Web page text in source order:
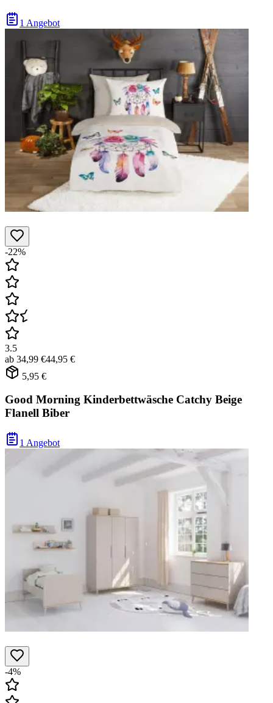
1 Angebot
-22%
3.5
ab 34,99 €44,95 €
5,95 €
Good Morning Kinderbettwäsche Catchy Beige
Flanell Biber
1 Angebot
-4%